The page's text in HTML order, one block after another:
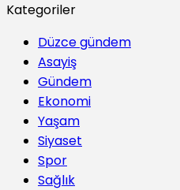
Kategoriler
Düzce gündem
Asayiş
Gündem
Ekonomi
Yaşam
Siyaset
Spor
Sağlık